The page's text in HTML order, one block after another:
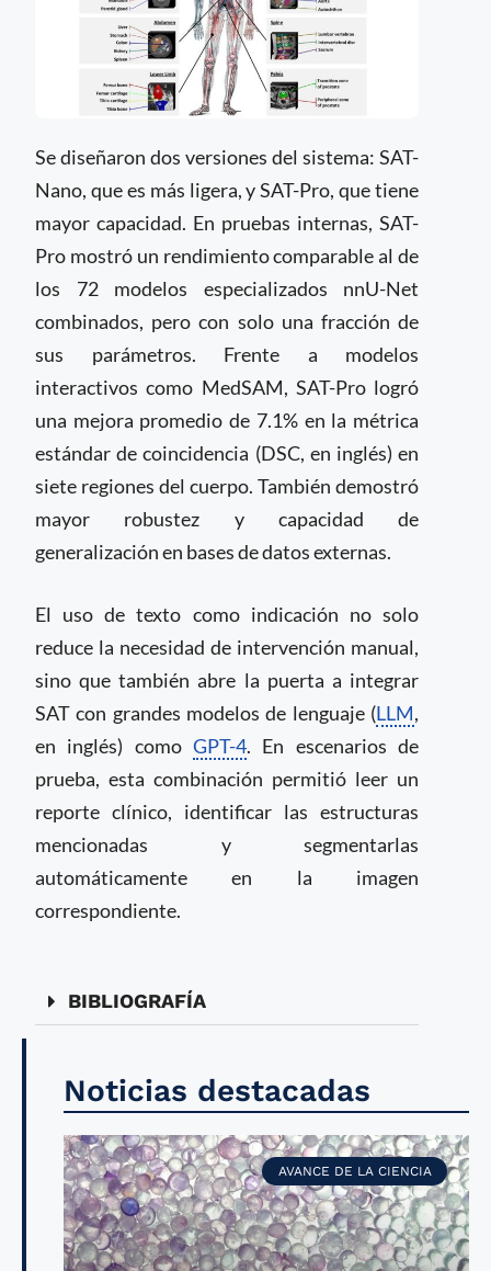
Se diseñaron dos versiones del sistema: SAT-
Nano, que es más ligera, y SAT-Pro, que tiene
mayor capacidad. En pruebas internas, SAT-
Pro mostró un rendimiento comparable al de
los 72 modelos especializados nnU-Net
combinados, pero con solo una fracción de
sus parámetros. Frente a modelos
interactivos como MedSAM, SAT-Pro logró
una mejora promedio de 7.1% en la métrica
estándar de coincidencia (DSC, en inglés) en
siete regiones del cuerpo. También demostró
mayor robustez y capacidad de
generalización en bases de datos externas.
El uso de texto como indicación no solo
reduce la necesidad de intervención manual,
sino que también abre la puerta a integrar
SAT con grandes modelos de lenguaje (LLM,
en inglés) como GPT-4. En escenarios de
prueba, esta combinación permitió leer un
reporte clínico, identificar las estructuras
mencionadas y segmentarlas
automáticamente en la imagen
correspondiente.
BIBLIOGRAFÍA
Noticias destacadas
AVANCE DE LA CIENCIA